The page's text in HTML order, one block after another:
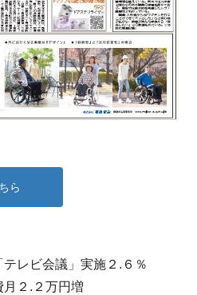
ら
レビ会議」実施２.６％
２.２万円増